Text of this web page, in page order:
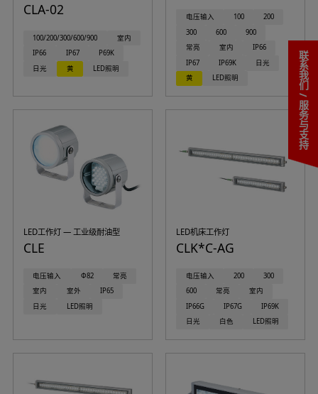
联系我们 / 服务与支持
CLA-02
100/200/300/600/900
室内
IP66
IP67
P69K
日光
黄 LED照明
电压输入 100
200
300
600
900
常亮
室内
IP66
IP67
IP69K
日光
黄
LED照明
LED工作灯 — 工业级耐油型
CLE
电压输入 Φ82
常亮
室内
室外
IP65
日光
LED照明
LED机床工作灯
CLK*C-AG
电压输入 200
300
600
常亮
室内
IP66G
IP67G
IP69K
日光
白色 LED照明